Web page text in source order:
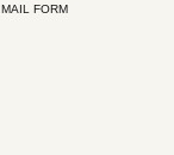
MAIL FORM